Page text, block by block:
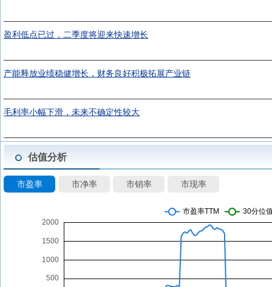
盈利低点已过，二季度将迎来快速增长
产能释放业绩稳健增长，财务良好积极拓展产业链
毛利率小幅下滑，未来不确定性较大
估值分析
市盈率 市净率 市销率 市现率